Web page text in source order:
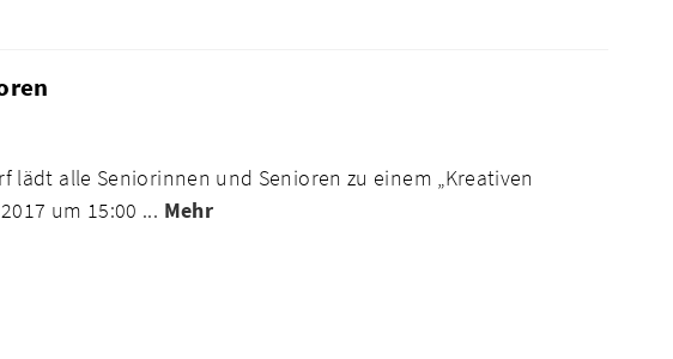
lädt alle Seniorinnen und Senioren zu einem „Kreativen
um 15:00 ... Mehr